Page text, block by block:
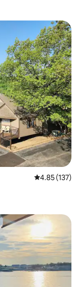
5 पैकी 4.85
4.85 (137)